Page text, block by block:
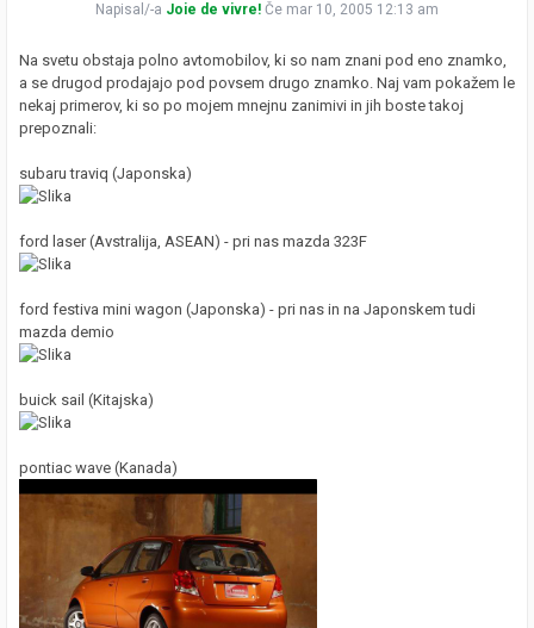
Napisal/-a Joie de vivre! Če mar 10, 2005 12:13 am
Na svetu obstaja polno avtomobilov, ki so nam znani pod eno znamko,
a se drugod prodajajo pod povsem drugo znamko. Naj vam pokažem le
nekaj primerov, ki so po mojem mnejnu zanimivi in jih boste takoj
prepoznali:
subaru traviq (Japonska)
ford laser (Avstralija, ASEAN) - pri nas mazda 323F
ford festiva mini wagon (Japonska) - pri nas in na Japonskem tudi
mazda demio
buick sail (Kitajska)
pontiac wave (Kanada)